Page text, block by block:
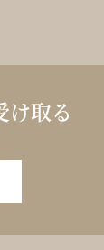
け取る